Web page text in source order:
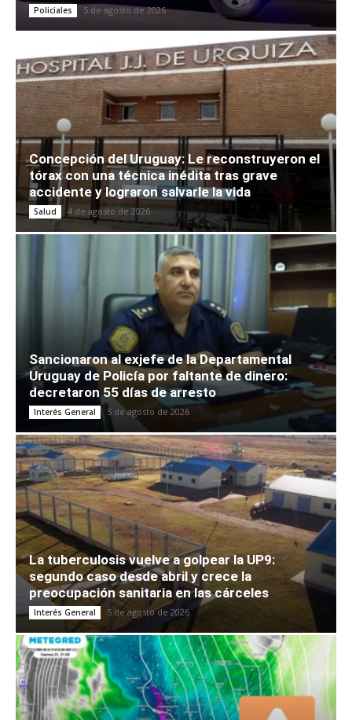
Policiales 5 de agosto de 2026
Concepción del Uruguay: Le reconstruyeron el
tórax con una técnica inédita tras grave
accidente y lograron salvarle la vida
Salud 4 de agosto de 2026
Sancionaron al exjefe de la Departamental
Uruguay de Policía por faltante de dinero:
decretaron 55 días de arresto
Interés General 5 de agosto de 2026
La tuberculosis vuelve a golpear la UP9:
segundo caso desde abril y crece la
preocupación sanitaria en las cárceles
Interés General 5 de agosto de 2026